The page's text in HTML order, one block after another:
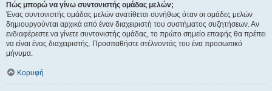
Πώς μπορώ να γίνω συντονιστής ομάδας μελών;
Ένας συντονιστής ομάδας μελών ανατίθεται συνήθως όταν οι ομάδες μελών
δημιουργούνται αρχικά από έναν διαχειριστή του συστήματος συζητήσεων. Αν
ενδιαφέρεστε να γίνετε συντονιστής ομάδας, το πρώτο σημείο επαφής θα πρέπει
να είναι ένας διαχειριστής. Προσπαθήστε στέλνοντάς του ένα προσωπικό
μήνυμα.
Κορυφή